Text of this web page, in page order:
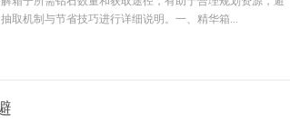
取机制与节省技巧进行详细说明。一、精华箱...